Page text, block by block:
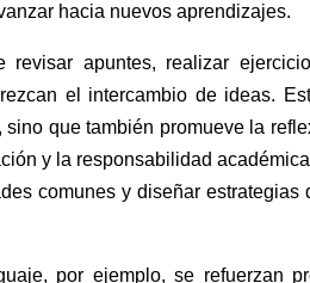
hacia nuevos aprendizajes.
revisar apuntes, realizar
el intercambio de ideas.
que también promueve la
y la responsabilidad
comunes y diseñar estrategias
por ejemplo, se refuerzan